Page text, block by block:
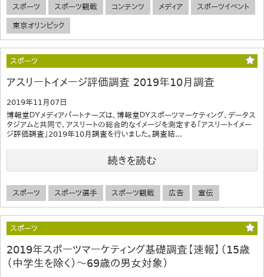
スポーツ スポーツ観戦 コンテンツ メディア スポーツイベント
東京オリンピック
スポーツ
アスリートイメージ評価調査 2019年10月調査
2019年11月07日
博報堂ＤＹメディアパートナーズは、博報堂ＤＹスポーツマーケティング、データス
タジアムと共同で、アスリートの総合的なイメージを測定する「アスリートイメー
ジ評価調査」2019年10月調査を行いました。調査結...
続きを読む
スポーツ スポーツ選手 スポーツ観戦 広告 宣伝
スポーツ
2019年スポーツマーケティング基礎調査【速報】（15歳
（中学生を除く）～69歳の男女対象）